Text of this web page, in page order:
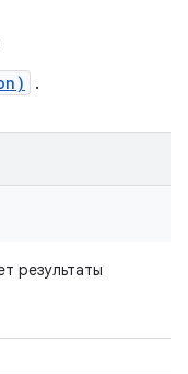
.
результаты